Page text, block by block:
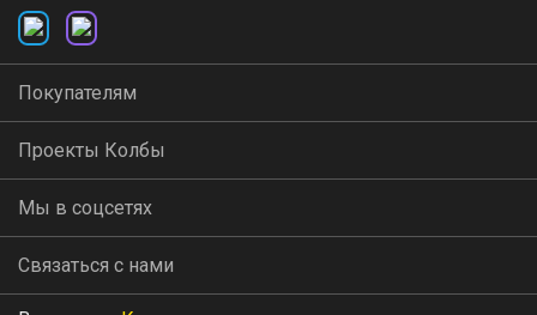
Покупателям
Проекты Колбы
Мы в соцсетях
Связаться с нами